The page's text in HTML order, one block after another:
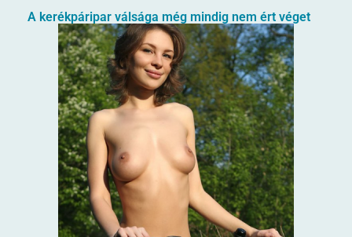
A kerékpáripar válsága még mindig nem ért véget